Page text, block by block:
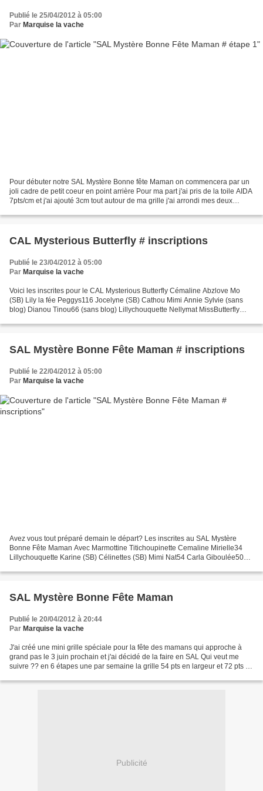
Publié le 25/04/2012 à 05:00
Par Marquise la vache
Pour débuter notre SAL Mystère Bonne fête Maman on commencera par un
joli cadre de petit coeur en point arrière Pour ma part j'ai pris de la toile AIDA
7pts/cm et j'ai ajouté 3cm tout autour de ma grille j'ai arrondi mes deux
CAL Mysterious Butterfly # inscriptions
Publié le 23/04/2012 à 05:00
Par Marquise la vache
Voici les inscrites pour le CAL Mysterious Butterfly Cémaline Abzlove Mo
(SB) Lily la fée Peggys116 Jocelyne (SB) Cathou Mimi Annie Sylvie (sans
blog) Dianou Tinou66 (sans blog) Lillychouquette Nellymat MissButterfly
SAL Mystère Bonne Fête Maman # inscriptions
Publié le 22/04/2012 à 05:00
Par Marquise la vache
Avez vous tout préparé demain le départ? Les inscrites au SAL Mystère
Bonne Fête Maman Avec Marmottine Titichoupinette Cemaline Mirielle34
Lillychouquette Karine (SB) Célinettes (SB) Mimi Nat54 Carla Giboulée50
SAL Mystère Bonne Fête Maman
Publié le 20/04/2012 à 20:44
Par Marquise la vache
J'ai créé une mini grille spéciale pour la fête des mamans qui approche à
grand pas le 3 juin prochain et j'ai décidé de la faire en SAL Qui veut me
suivre ?? en 6 étapes une par semaine la grille 54 pts en largeur et 72 pts en
Publicité